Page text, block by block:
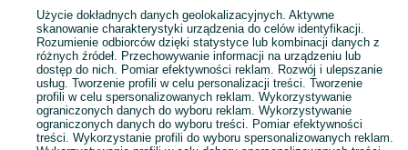
Popularne wyszukiwania
Użycie dokładnych danych geolokalizacyjnych. Aktywne
skanowanie charakterystyki urządzenia do celów identyfikacji.
Rozumienie odbiorców dzięki statystyce lub kombinacji danych z
różnych źródeł. Przechowywanie informacji na urządzeniu lub
dostęp do nich. Pomiar efektywności reklam. Rozwój i ulepszanie
usług. Tworzenie profili w celu personalizacji treści. Tworzenie
profili w celu spersonalizowanych reklam. Wykorzystywanie
ograniczonych danych do wyboru reklam. Wykorzystywanie
ograniczonych danych do wyboru treści. Pomiar efektywności
treści. Wykorzystanie profili do wyboru spersonalizowanych reklam.